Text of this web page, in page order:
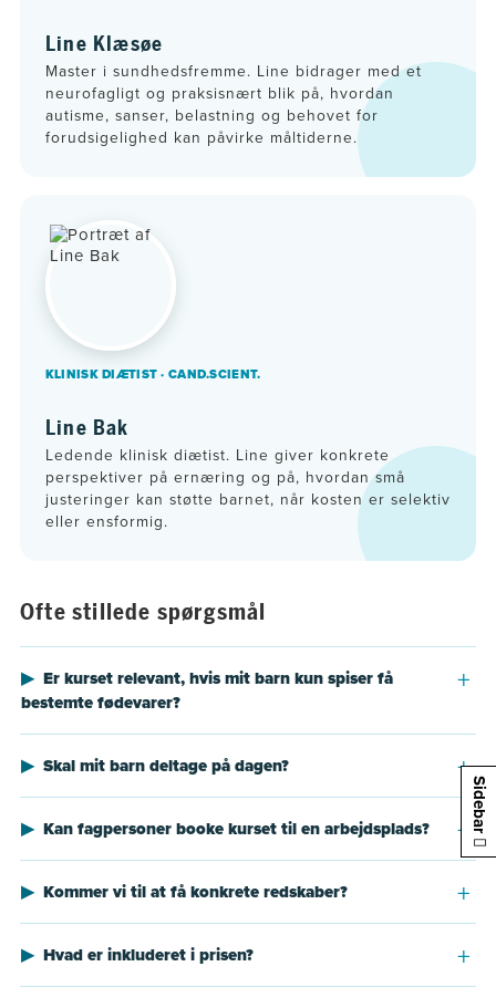
Line Klæsøe
Master i sundhedsfremme. Line bidrager med et
neurofagligt og praksisnært blik på, hvordan
autisme, sanser, belastning og behovet for
forudsigelighed kan påvirke måltiderne.
KLINISK DIÆTIST · CAND.SCIENT.
Line Bak
Ledende klinisk diætist. Line giver konkrete
perspektiver på ernæring og på, hvordan små
justeringer kan støtte barnet, når kosten er selektiv
eller ensformig.
Ofte stillede spørgsmål
Er kurset relevant, hvis mit barn kun spiser få
bestemte fødevarer?
Skal mit barn deltage på dagen?
Kan fagpersoner booke kurset til en arbejdsplads?
Kommer vi til at få konkrete redskaber?
Hvad er inkluderet i prisen?
Sidebar